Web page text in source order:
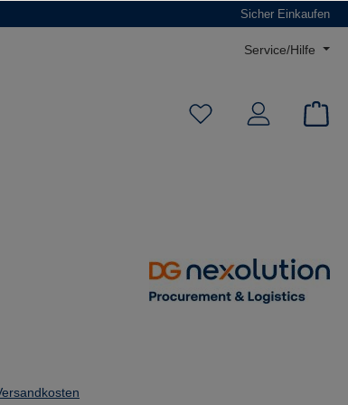
Sicher Einkaufen
Service/Hilfe